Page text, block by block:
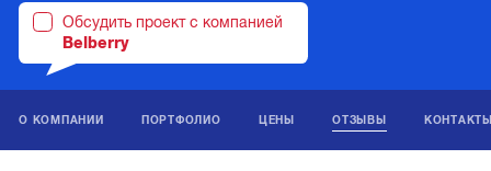
Обсудить проект с компанией
Belberry
О КОМПАНИИ ПОРТФОЛИО ЦЕНЫ ОТЗЫВЫ